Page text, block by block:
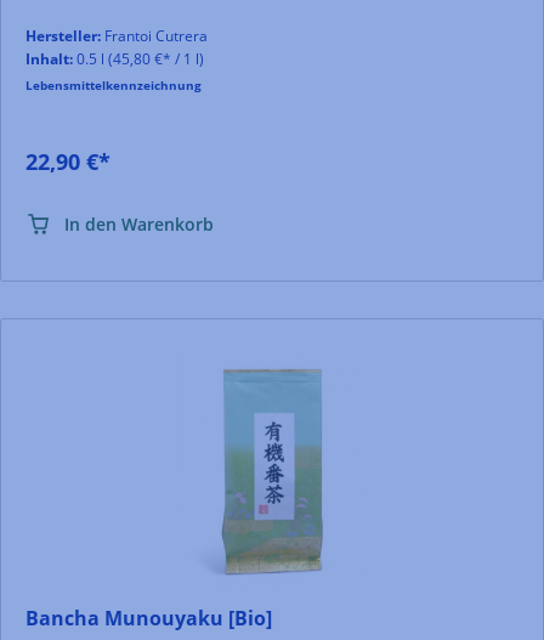
Hersteller: Frantoi Cutrera
Inhalt:0.5 l (45,80 €* / 1 l)
Lebensmittelkennzeichnung
22,90 €*
In den Warenkorb
Bancha Munouyaku [Bio]